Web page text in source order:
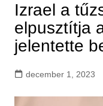
Izrael a
elpusztítja
jelentette
december 1, 2023